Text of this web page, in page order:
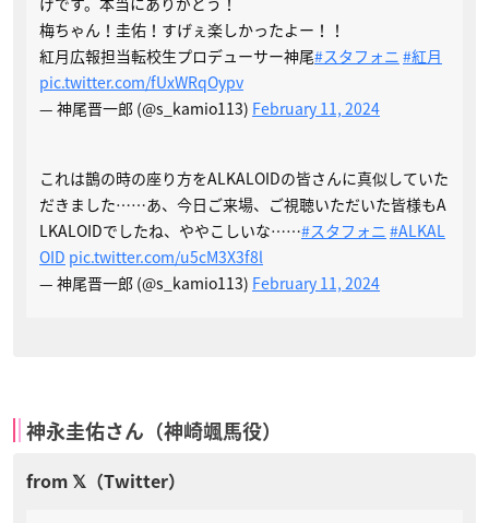
梅ちゃん！圭佑！すげぇ楽しかったよー！！
紅月広報担当転校生プロデューサー神尾#スタフォニ #紅月
pic.twitter.com/fUxWRqOypv
— 神尾晋一郎 (@s_kamio113) February 11, 2024
これは鵲の時の座り方をALKALOIDの皆さんに真似していた
だきました……あ、今日ご来場、ご視聴いただいた皆様もA
LKALOIDでしたね、ややこしいな……#スタフォニ #ALKAL
OID pic.twitter.com/u5cM3X3f8l
— 神尾晋一郎 (@s_kamio113) February 11, 2024
神永圭佑さん（神崎颯馬役）